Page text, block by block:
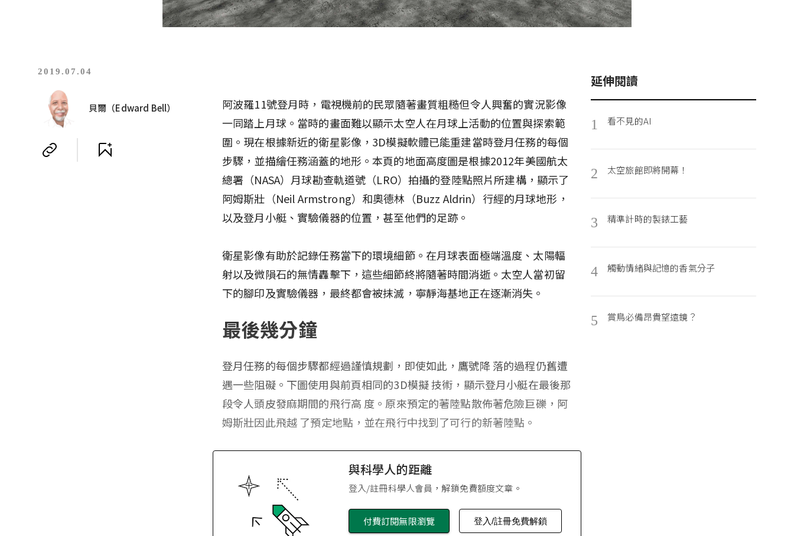
2019.07.04
貝爾（Edward Bell）
阿波羅11號登月時，電視機前的民眾隨著畫質粗糙但令人興奮的實況影像
一同踏上月球。當時的畫面難以顯示太空人在月球上活動的位置與探索範
圍。現在根據新近的衛星影像，3D模擬軟體已能重建當時登月任務的每個
步驟，並描繪任務涵蓋的地形。本頁的地面高度圖是根據2012年美國航太
總署（NASA）月球勘查軌道號（LRO）拍攝的登陸點照片所建構，顯示了
阿姆斯壯（Neil Armstrong）和奧德林（Buzz Aldrin）行經的月球地形，
以及登月小艇、實驗儀器的位置，甚至他們的足跡。
衛星影像有助於記錄任務當下的環境細節。在月球表面極端溫度、太陽輻
射以及微隕石的無情轟擊下，這些細節終將隨著時間消逝。太空人當初留
下的腳印及實驗儀器，最終都會被抹滅，寧靜海基地正在逐漸消失。
最後幾分鐘
登月任務的每個步驟都經過謹慎規劃，即使如此，鷹號降 落的過程仍舊遭
遇一些阻礙。下圖使用與前頁相同的3D模擬 技術，顯示登月小艇在最後那
段令人頭皮發麻期間的飛行高 度。原來預定的著陸點散佈著危險巨礫，阿
姆斯壯因此飛越 了預定地點，並在飛行中找到了可行的新著陸點。
延伸閱讀
1 看不見的AI
2 太空旅館即將開幕！
3 精準計時的製錶工藝
4 觸動情緒與記憶的香氣分子
5 賞鳥必備昂貴望遠鏡？
與科學人的距離
登入/註冊科學人會員，解鎖免費額度文章。
付費訂閱無限瀏覽 登入/註冊免費解鎖